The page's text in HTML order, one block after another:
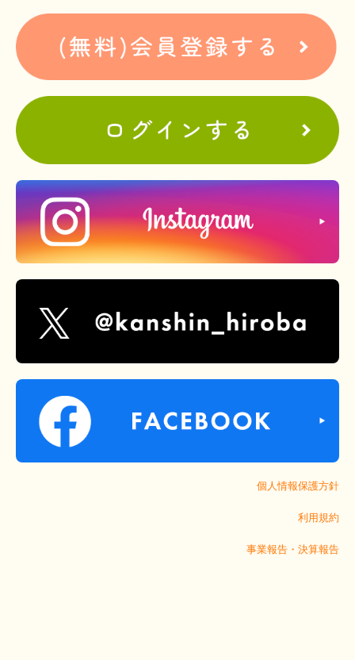
個人情報保護方針
利用規約
事業報告・決算報告